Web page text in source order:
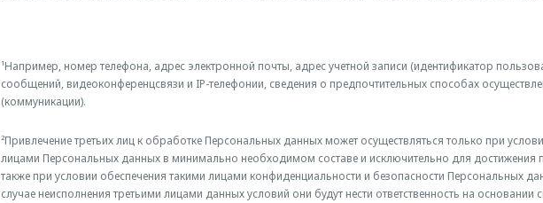
¹Например, номер телефона, адрес электронной почты, адрес учетной записи (идентификатор
сообщений, видеоконференцсвязи и IP-телефонии, сведения о предпочтительных способах
(коммуникации).
²Привлечение третьих лиц к обработке Персональных данных может осуществляться только при
лицами Персональных данных в минимально необходимом составе и исключительно для достижения
также при условии обеспечения такими лицами конфиденциальности и безопасности Персональных
случае неисполнения третьими лицами данных условий они будут нести ответственность на